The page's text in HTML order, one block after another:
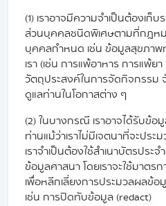
(1) เราอาจมีความจำเป็นต้องเก็
ส่วนบุคคลชนิดพิเศษตามที่กฎห
บุคคลกำหนด เช่น ข้อมูลสุขภาพ
เรา (เช่น การแพ้อาหาร การแพ้ย
วัตถุประสงค์ในการจัดกิจกรรม
ดูแลท่านในโอกาสต่าง ๆ
(2) ในบางกรณี เราอาจได้รับข้
ท่านแม้ว่าเราไม่มีเจตนาที่จะปร
เราจำเป็นต้องใช้สำเนาบัตรปร
ข้อมูลศาสนา โดยเราจะใช้มาตร
เพื่อหลีกเลี่ยงการประมวลผลข้อ
เช่น การปิดทับข้อมูล (redact)